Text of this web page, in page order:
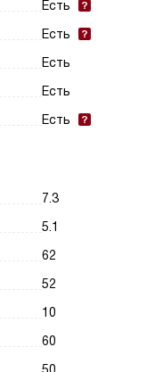
Есть
Есть
Есть
Есть
Есть
7.3
5.1
62
52
10
60